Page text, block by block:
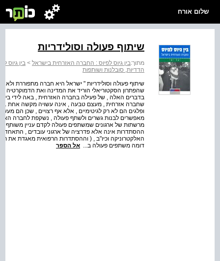
שלום אורח
שיתוף פעולה וסולידריות
מתוך:בין גיוס לפיוס : החברה האזרחית בישראל > בין גיוס
הדדיות, סובלנות ושותפות
שיתוף פעולה וסולידריות " ישראל היא חברה מתפוררת ולא
שהפתרון הסקטוריאלי הוריד את המדינה ואת הדמוקרטיה ,
בדברים האלה , של פעילה בחברה האזרחית , באה לידי
שחברה אזרחית , מעצם טבעה , אינה עשויה מקשה אחת . יש בה
ופלגים הם לא רק לגיטימיים , אלא אף רצויים , שכן הם
מאפשרים לבנות גשרים ולשתף פעולה , נשקפת לחברה
מרשתות של ארגונים שמשתפים פעולה לקדם עניין משותף .
ההסתדרות אינה אלא פדרציה של ארגוני עובדים ,
האלקטרוניקה וכיו"ב , ( וההסתדרות הרפואית מאגדת את
דומה משתפים פעולה ב... אל הספר